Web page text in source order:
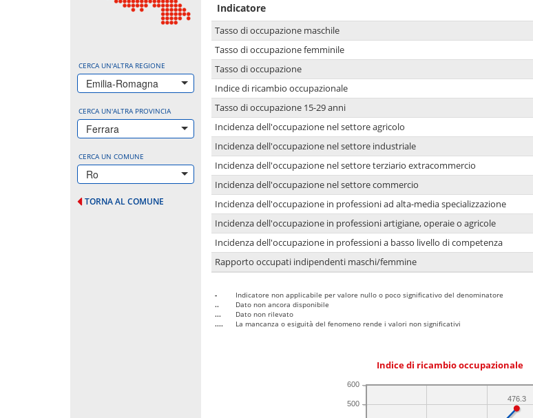
CERCA UN'ALTRA REGIONE
Emilia-Romagna
CERCA UN'ALTRA PROVINCIA
Ferrara
CERCA UN COMUNE
Ro
TORNA AL COMUNE
Indicatore
Tasso di occupazione maschile
Tasso di occupazione femminile
Tasso di occupazione
Indice di ricambio occupazionale
Tasso di occupazione 15-29 anni
Incidenza dell'occupazione nel settore agricolo
Incidenza dell'occupazione nel settore industriale
Incidenza dell'occupazione nel settore terziario extracommercio
Incidenza dell'occupazione nel settore commercio
Incidenza dell'occupazione in professioni ad alta-media specializzazione
Incidenza dell'occupazione in professioni artigiane, operaie o agricole
Incidenza dell'occupazione in professioni a basso livello di competenza
Rapporto occupati indipendenti maschi/femmine
-
Indicatore non applicabile per valore nullo o poco significativo del denominatore
..
Dato non ancora disponibile
...
Dato non rilevato
....
La mancanza o esiguità del fenomeno rende i valori non significativi
Indice di ricambio occupazionale
500
600
476.3